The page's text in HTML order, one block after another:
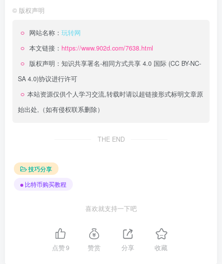
© 版权声明
网站名称： 玩转网
本文链接： https://www.902d.com/7638.html
版权声明： 知识共享署名-相同方式共享 4.0 国际 (CC BY-NC-
SA 4.0)协议进行许可
本站资源仅供个人学习交流,转载时请以超链接形式标明文章原
始出处,（如有侵权联系删除）
THE END
技巧分享
比特币购买教程
喜欢就支持一下吧
点赞9 赞赏 分享 收藏